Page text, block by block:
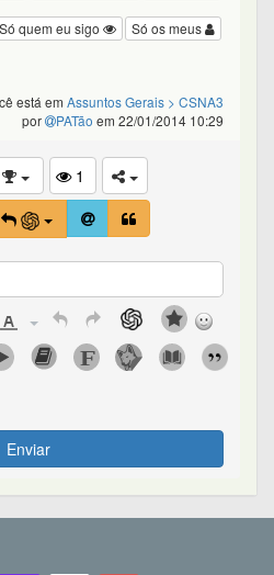
Só os meus
Só quem eu sigo
está em Assuntos Gerais > CSNA3
por
PATão em 22/01/2014 10:29
1
Enviar